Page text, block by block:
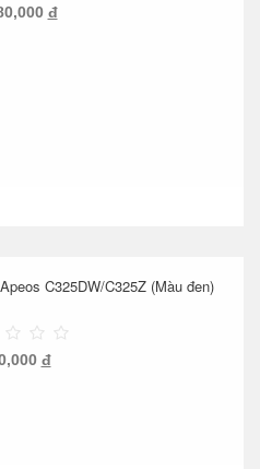
đ
C325DW/C325Z (Màu đen)
đ